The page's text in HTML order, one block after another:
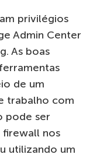
privilégios
Admin Center
As boas
de um
trabalho com
pode ser
nos
utilizando um